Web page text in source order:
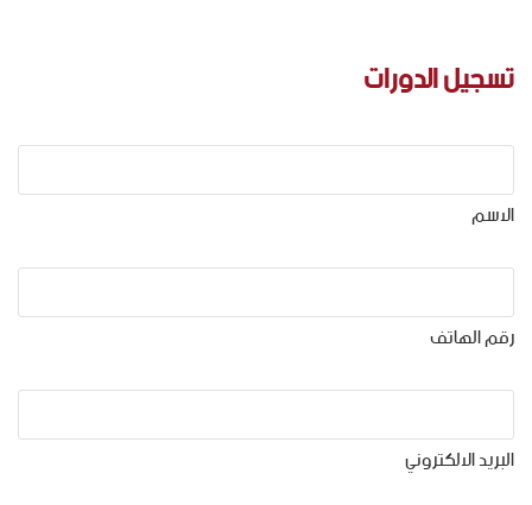
تسجيل الدورات
الاسم
رقم الهاتف
البريد الالكتروني